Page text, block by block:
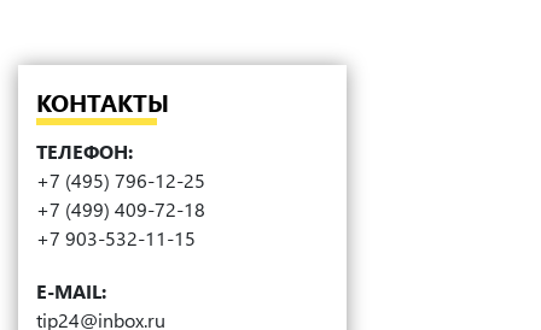
КОНТАКТЫ
ТЕЛЕФОН:
+7 (495) 796-12-25
+7 (499) 409-72-18
+7 903-532-11-15
E-MAIL:
tip24@inbox.ru